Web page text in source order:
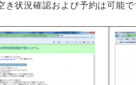
き状況確認および予約は可能で